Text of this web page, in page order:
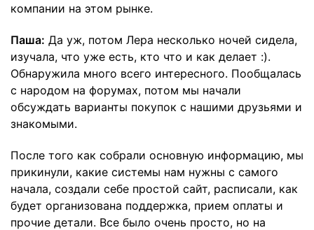
компании на этом рынке.
Паша: Да уж, потом Лера несколько ночей сидела,
изучала, что уже есть, кто что и как делает :).
Обнаружила много всего интересного. Пообщалась
с народом на форумах, потом мы начали
обсуждать варианты покупок с нашими друзьями и
знакомыми.
После того как собрали основную информацию, мы
прикинули, какие системы нам нужны с самого
начала, создали себе простой сайт, расписали, как
будет организована поддержка, прием оплаты и
прочие детали. Все было очень просто, но на